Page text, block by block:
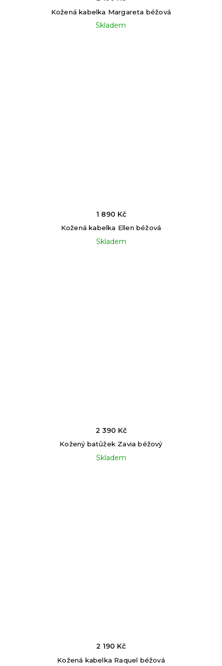
Kožená kabelka Margareta béžová
Skladem
Kožená kabelka Ellen béžová
Skladem
1 890 Kč
Kožený batůžek Zavia béžový
Skladem
2 390 Kč
Kožená kabelka Raquel béžová
2 190 Kč